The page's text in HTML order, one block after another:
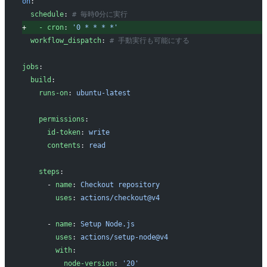
schedule: # 毎時0分に実行
+
   - cron
:
'0 * * * *'
workflow_dispatch: # 手動実行も可能にする
jobs :
build :
   runs-on
: ubuntu-latest
   permissions
:
     id-token
: write
     contents
: read
   steps
:
     -
name: Checkout repository
       uses
: actions/checkout@v4
     -
name: Setup Node.js
       uses
: actions/setup-node@v4
       with
:
         node-version
: '20'